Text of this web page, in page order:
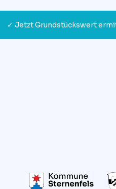
✓ Jetzt Grundstückswert